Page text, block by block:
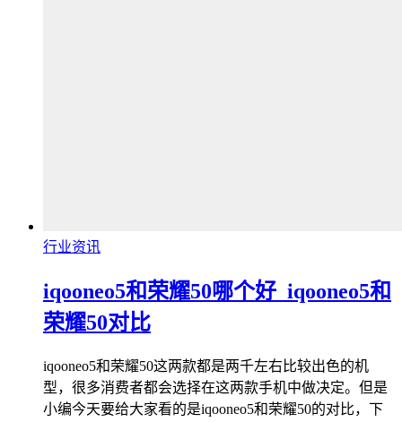
行业资讯
iqooneo5和荣耀50哪个好_iqooneo5和
荣耀50对比
iqooneo5和荣耀50这两款都是两千左右比较出色的机
型，很多消费者都会选择在这两款手机中做决定。但是
小编今天要给大家看的是iqooneo5和荣耀50的对比，下